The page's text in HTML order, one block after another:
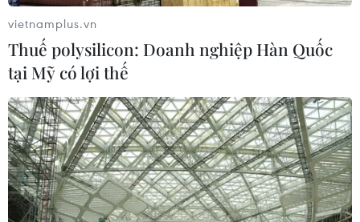
tiếp tục hành trình tại Đà Nẵng
23/07/2026 09:55
Sau 14 năm, "Gangnam Style" lập kỷ
lục 6 tỷ lượt xem trên YouTube
20/07/2026 03:03
Huế sắp tổ chức Lễ hội Âm nhạc & Di
vietnamplus.vn
Thuế polysilicon: Doanh nghiệp Hàn Quốc
tại Mỹ có lợi thế